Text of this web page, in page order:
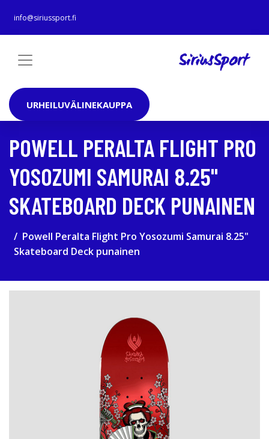
info@siriussport.fi
URHEILUVÄLINEKAUPPA
POWELL PERALTA FLIGHT PRO
YOSOZUMI SAMURAI 8.25"
SKATEBOARD DECK PUNAINEN
Powell Peralta Flight Pro Yosozumi Samurai 8.25"
Skateboard Deck punainen